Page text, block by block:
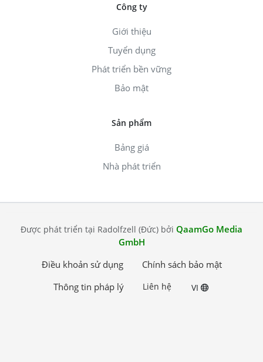
Công ty
Giới thiệu
Tuyển dụng
Phát triển bền vững
Bảo mật
Sản phẩm
Bảng giá
Nhà phát triển
Được phát triển tại Radolfzell (Đức) bởi QaamGo Media
GmbH
Điều khoản sử dụng
Chính sách bảo mật
Thông tin pháp lý
Liên hệ VI